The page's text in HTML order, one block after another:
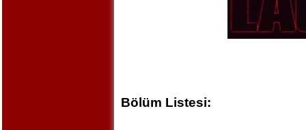
Bölüm Listesi: